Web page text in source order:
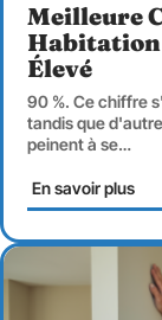
Meilleure
Habitation
Élevé
90 %. Ce chiffre
tandis que
peinent à se…
En savoir plus